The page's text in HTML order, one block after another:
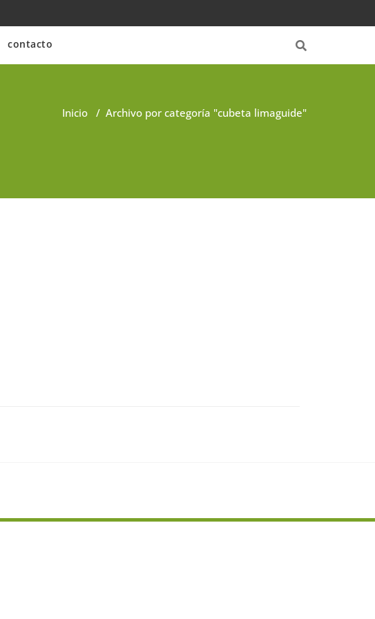
contacto
Inicio / Archivo por categoría "cubeta limaguide"